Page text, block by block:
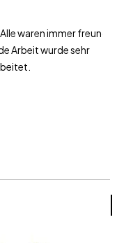
immer freundlich
wurde sehr